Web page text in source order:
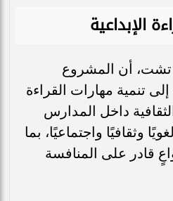
الإبداعية
تشت، أن المشروع
تنمية مهارات القراءة
الثقافية داخل المدارس
وثقافيًا واجتماعيًا، بما
قادر على المنافسة